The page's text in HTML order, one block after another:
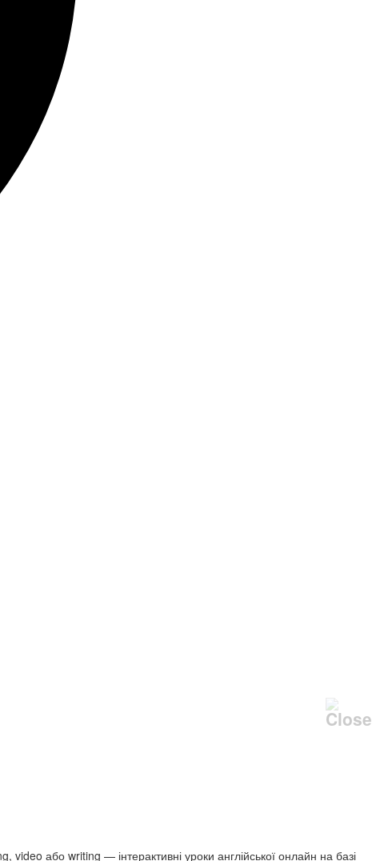
або writing — інтерактивні уроки англійської онлайн на базі